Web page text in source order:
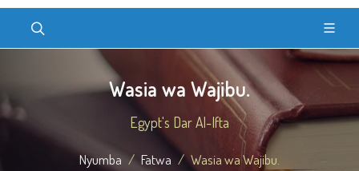
Wasia wa Wajibu.
Egypt's Dar Al-Ifta
Nyumba Fatwa Wasia wa Wajibu.